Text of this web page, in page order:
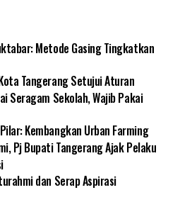
Metode Gasing Tingkatkan
Tangerang Setujui Aturan
Seragam Sekolah, Wajib Pakai
Kembangkan Urban Farming
Pj Bupati Tangerang Ajak Pelaku
dan Serap Aspirasi